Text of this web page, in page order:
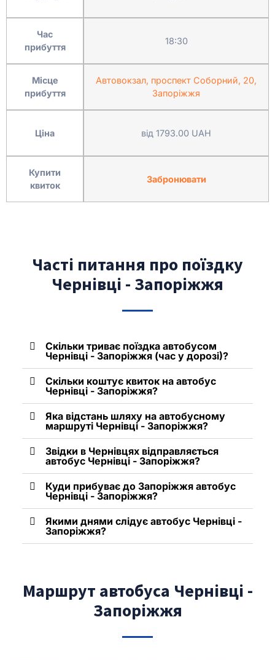
Час
прибуття
Місце
прибуття
Ціна
Купити
квиток
18:30
Автовокзал, проспект Соборний, 20,
Запоріжжя
від 1793.00 UAH
Забронювати
Часті питання про поїздку
Чернівці - Запоріжжя
Скільки триває поїздка автобусом
Чернівці - Запоріжжя (час у дорозі)?
Скільки коштує квиток на автобус
Чернівці - Запоріжжя?
Яка відстань шляху на автобусному
маршруті Чернівці - Запоріжжя?
Звідки в Чернівцях відправляється
автобус Чернівці - Запоріжжя?
Куди прибуває до Запоріжжя автобус
Чернівці - Запоріжжя?
Якими днями слідує автобус Чернівці -
Запоріжжя?
Маршрут автобуса Чернівці -
Запоріжжя